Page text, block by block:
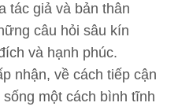
tác giả và bản thân
câu hỏi sâu kín
và hạnh phúc.
nhận, về cách tiếp cận
một cách bình tĩnh